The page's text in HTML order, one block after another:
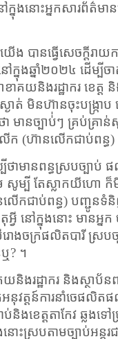
នុងនោះអ្នកសារព័ត៌មា
ង បានធ្វើសេចក្តីរា
ៅក្នុងឆ្នាំ២០២៤ ដើម្បីច
ខាគយនិងរដ្ឋាករ ខេត្ត
ស្ងាត់ មិនហ៊ានចុះបង្ក្រា
ា មានច្បាប់់ៗ គ្រប់គ្រ
ក (ហ៊ានលើកជាប់ពន្ធ)
ថាមានពន្ធស្របច្បាប់
សូម្បី តែស្លាកយីហោ ក៏
ើកជាប់ពន្ធ) បញ្ជូនទំ
វី នៅក្នុងនោះ មានអ្នក
រោងចក្រផលិតបារី ស្របច្
? ។
និងរដ្ឋាករ និងស្ថាប័នព
វត្តន៍ការនាំចេផលិត
និងខេត្តតាកែវ ឆ្លងទ
នោះស្របតាមច្បាប់អន្តរ